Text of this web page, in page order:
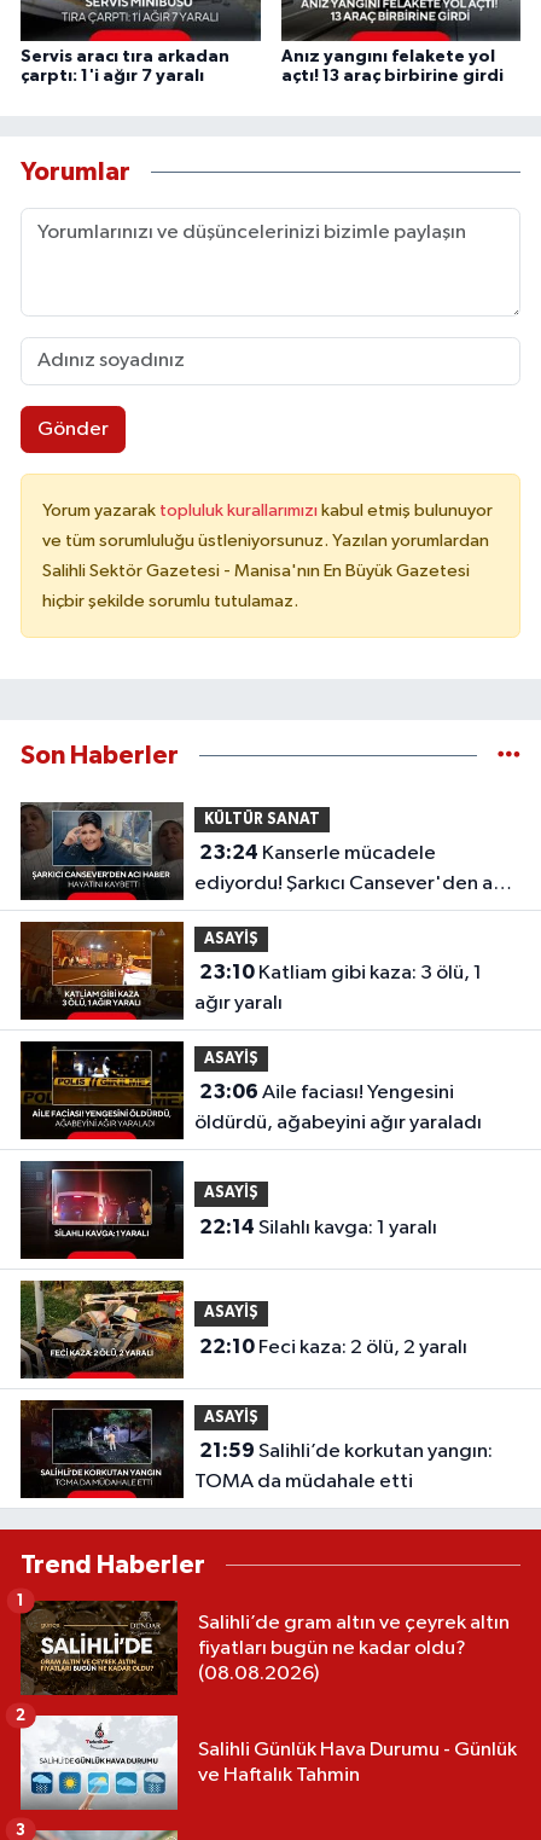
Servis aracı tıra arkadan
çarptı: 1'i ağır 7 yaralı
Anız yangını felakete yol
açtı! 13 araç birbirine girdi
Yorumlar
Gönder
Yorum yazarak topluluk kurallarımızı kabul etmiş bulunuyor
ve tüm sorumluluğu üstleniyorsunuz. Yazılan yorumlardan
Salihli Sektör Gazetesi - Manisa'nın En Büyük Gazetesi
hiçbir şekilde sorumlu tutulamaz.
Son Haberler
KÜLTÜR SANAT
23:24
ediyordu! Şarkıcı Cansever'den acı
haber, hayatını kaybetti
ASAYİŞ
23:10Katliam gibi kaza: 3 ölü, 1
ağır yaralı
ASAYİŞ
23:06
öldürdü, ağabeyini ağır yaraladı
ASAYİŞ
22:14 Silahlı kavga: 1 yaralı
ASAYİŞ
22:10 Feci kaza: 2 ölü, 2 yaralı
ASAYİŞ
21:59
TOMA da müdahale etti
Trend Haberler
Salihli’de gram altın ve çeyrek altın
fiyatları bugün ne kadar oldu?
(08.08.2026)
1
Salihli Günlük Hava Durumu - Günlük
ve Haftalık Tahmin
2
3